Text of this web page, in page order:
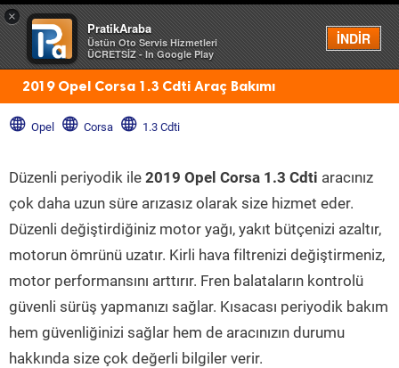
×
PratikAraba
Üstün Oto Servis Hizmetleri
ÜCRETSİZ - In Google Play
İNDİR
Menü
2019 Opel Corsa 1.3 Cdti Araç Bakımı
Opel Corsa 1.3 Cdti
Düzenli periyodik ile 2019 Opel Corsa 1.3 Cdti aracınız
çok daha uzun süre arızasız olarak size hizmet eder.
Düzenli değiştirdiğiniz motor yağı, yakıt bütçenizi azaltır,
motorun ömrünü uzatır. Kirli hava filtrenizi değiştirmeniz,
motor performansını arttırır. Fren balataların kontrolü
güvenli sürüş yapmanızı sağlar. Kısacası periyodik bakım
hem güvenliğinizi sağlar hem de aracınızın durumu
hakkında size çok değerli bilgiler verir.